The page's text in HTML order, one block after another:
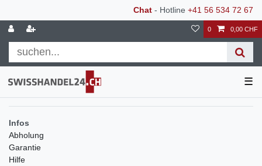
Chat - Hotline +41 56 534 72 67
0 0,00 CHF
☰
Infos
Abholung
Garantie
Hilfe